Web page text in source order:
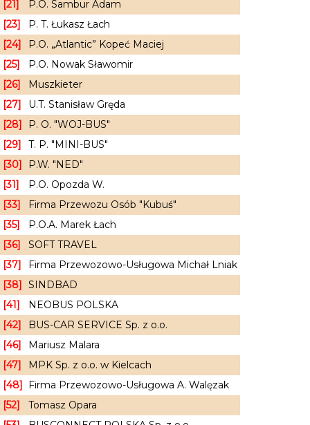
[21]
P.O. Sambur Adam
[23]
P. T. Łukasz Łach
[24]
P.O. „Atlantic” Kopeć Maciej
[25]
P.O. Nowak Sławomir
[26]
Muszkieter
[27]
U.T. Stanisław Gręda
[28]
P. O. "WOJ-BUS"
[29]
T. P. "MINI-BUS"
[30]
P.W. "NED"
[31]
P.O. Opozda W.
[33]
Firma Przewozu Osób "Kubuś"
[35]
P.O.A. Marek Łach
[36]
SOFT TRAVEL
[37]
Firma Przewozowo-Usługowa Michał Lniak
[38] SINDBAD
[41]
NEOBUS POLSKA
[42]
BUS-CAR SERVICE Sp. z o.o.
[46]
Mariusz Malara
[47]
MPK Sp. z o.o. w Kielcach
[48] Firma Przewozowo-Usługowa A. Walęzak
[52]
Tomasz Opara